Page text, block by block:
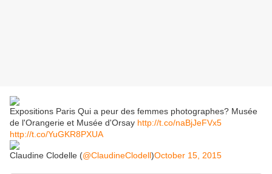
Expositions Paris Qui a peur des femmes photographes? Musée
de l'Orangerie et Musée d'Orsay http://t.co/naBjJeFVx5
http://t.co/YuGKR8PXUA
Claudine Clodelle (@ClaudineClodell)October 15, 2015